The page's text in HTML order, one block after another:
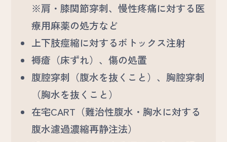
※肩・膝関節穿刺、慢性疼痛に対する医
療用麻薬の処方など
上下肢痙縮に対するボトックス注射
褥瘡（床ずれ）、傷の処置
腹腔穿刺（腹水を抜くこと）、胸腔穿刺
（胸水を抜くこと）
在宅CART（難治性腹水・胸水に対する
腹水濾過濃縮再静注法）